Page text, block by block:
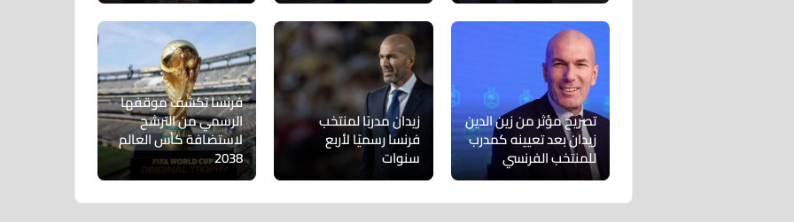
تصريح مؤثر من زين الدين
زيدان بعد تعيينه كمدرب
للمنتخب الفرنسي
زيدان مدربًا لمنتخب
فرنسا رسميًا لأربع
سنوات
فرنسا تكشف موقفها
الرسمي من الترشح
لاستضافة كأس العالم
2038